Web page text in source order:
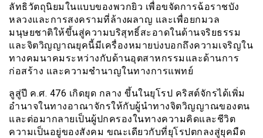
ลัทธิวัตถุนิยมในแบบของพวกยิว เพื่อขจัดการฉ้อราชบัง
หลวงและการสงครามที่ล้างผลาญ และเพื่อยกมวล
มนุษยชาติให้ขึ้นสู่ความบริสุทธิ์สะอาดในด้านจริยธรรม
และจิตวิญญาณยุคนี้มีเครื่องหมายบ่งบอกถึงความเจริญใน
ทางคมนาคมระหว่างกับด้านอุตสาหกรรมและด้านการ
ก่อสร้าง และความชำนาญในทางการแพทย์
ลูสู่ปี ค.ศ. 476 เกิดยุด กลาง ขึ้นในยุโรป คริสต์จักรได้เพิ่ม
อำนาจในทางอาณาจักรให้กับผู้นำทางจิตวิญญาณของตน
และต่อมากลายเป็นผู้ปกครองในทางความคิดและชีวิต
ความเป็นอยู่ของสังคม ขณะเดียวกับที่ยุโรปตกลงสู่ยุคมืด